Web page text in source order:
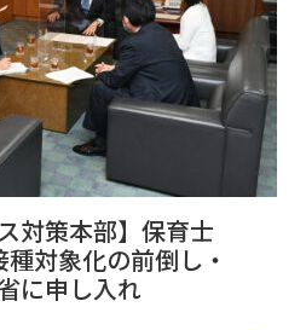
対策本部】保育士
対象化の前倒し・
に申し入れ